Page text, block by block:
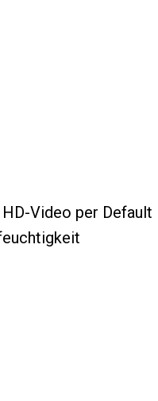
Video per Default